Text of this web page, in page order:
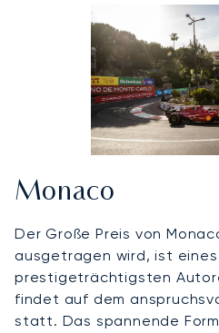
Monaco
Der Große Preis von
ausgetragen wird, ist
prestigeträchtigsten
findet auf dem
statt. Das spannende